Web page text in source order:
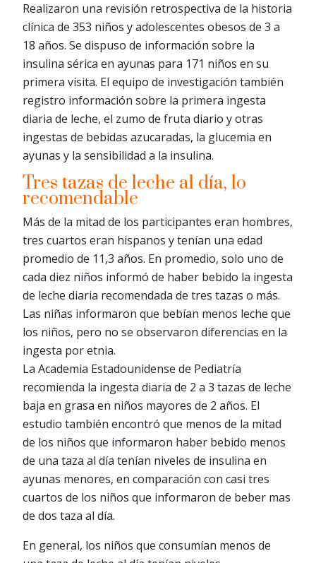
Realizaron una revisión retrospectiva de la historia
clínica de 353 niños y adolescentes obesos de 3 a
18 años. Se dispuso de información sobre la
insulina sérica en ayunas para 171 niños en su
primera visita. El equipo de investigación también
registro información sobre la primera ingesta
diaria de leche, el zumo de fruta diario y otras
ingestas de bebidas azucaradas, la glucemia en
ayunas y la sensibilidad a la insulina.
Tres tazas de leche al día, lo
recomendable
Más de la mitad de los participantes eran hombres,
tres cuartos eran hispanos y tenían una edad
promedio de 11,3 años. En promedio, solo uno de
cada diez niños informó de haber bebido la ingesta
de leche diaria recomendada de tres tazas o más.
Las niñas informaron que bebían menos leche que
los niños, pero no se observaron diferencias en la
ingesta por etnia.
La Academia Estadounidense de Pediatría
recomienda la ingesta diaria de 2 a 3 tazas de leche
baja en grasa en niños mayores de 2 años. El
estudio también encontró que menos de la mitad
de los niños que informaron haber bebido menos
de una taza al día tenían niveles de insulina en
ayunas menores, en comparación con casi tres
cuartos de los niños que informaron de beber mas
de dos taza al día.
En general, los niños que consumían menos de